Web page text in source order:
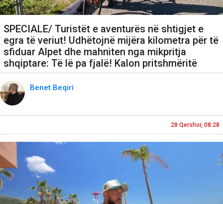
SPECIALE/ Turistët e aventurës në shtigjet e
egra të veriut! Udhëtojnë mijëra kilometra për të
sfiduar Alpet dhe mahniten nga mikpritja
shqiptare: Të lë pa fjalë! Kalon pritshmëritë
Benet Beqiri
28 Qershor, 08:28